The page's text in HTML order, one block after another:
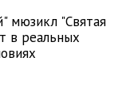
мюзикл "Святая
в реальных